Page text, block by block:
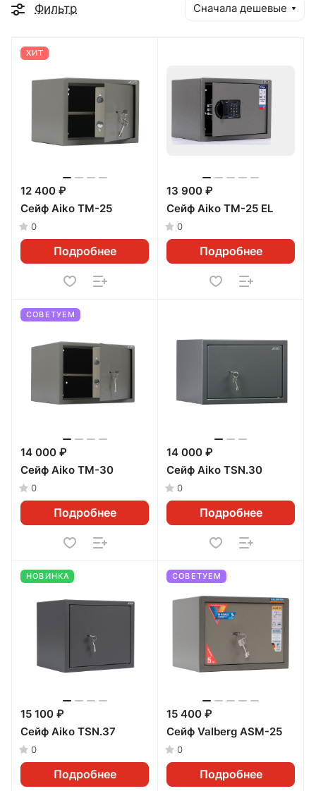
Фильтр Сначала дешевые
ХИТ
12 400 ₽
Сейф Aiko ТМ-25
0
Подробнее
13 900 ₽
Сейф Aiko ТМ-25 EL
0
Подробнее
СОВЕТУЕМ
14 000 ₽
Сейф Aiko ТМ-30
0
Подробнее
14 000 ₽
Сейф Aiko TSN.30
0
Подробнее
НОВИНКА
15 100 ₽
Сейф Aiko TSN.37
0
Подробнее
СОВЕТУЕМ
15 400 ₽
Сейф Valberg ASM-25
0
Подробнее